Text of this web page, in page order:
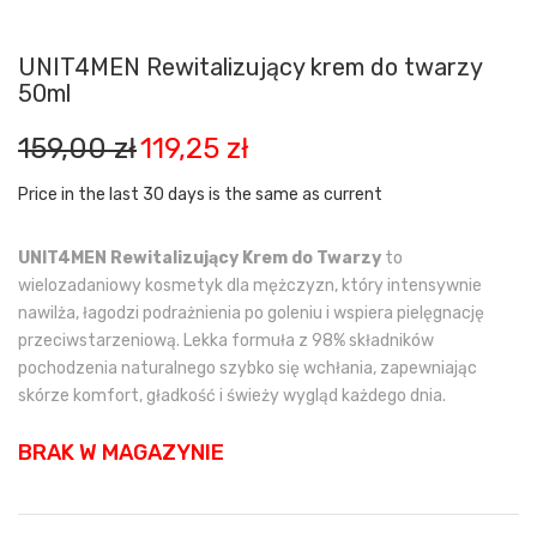
UNIT4MEN Rewitalizujący krem do twarzy
50ml
159,00zł Pierwotna
cena
wynosiła:
119,25 zł
wynosi:
Price in the last 30 days is the same as current
UNIT4MEN Rewitalizujący Krem do Twarzy to
wielozadaniowy kosmetyk dla mężczyzn, który intensywnie
nawilża, łagodzi podrażnienia po goleniu i wspiera pielęgnację
przeciwstarzeniową. Lekka formuła z 98% składników
pochodzenia naturalnego szybko się wchłania, zapewniając
skórze komfort, gładkość i świeży wygląd każdego dnia.
BRAK W MAGAZYNIE